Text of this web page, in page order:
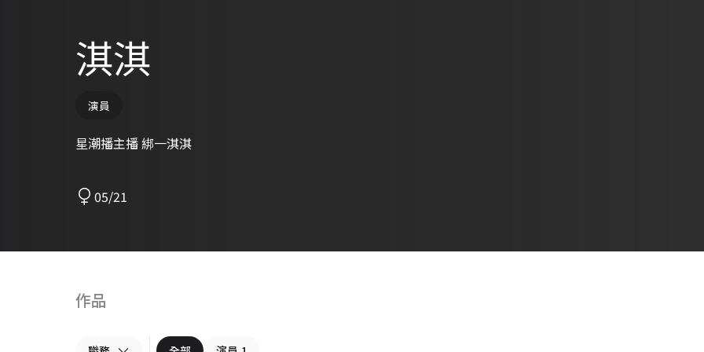
淇淇
演員
星潮播主播 綁一淇淇
05/21
作品